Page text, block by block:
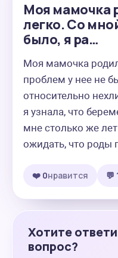
Моя мамочка
легко. Со
было, я ра…
Моя мамочка
проблем у нее не
относительно
я узнала, что
мне столько же
ожидать, что роды
❤️ 0нравится 💬
Хотите
вопрос?